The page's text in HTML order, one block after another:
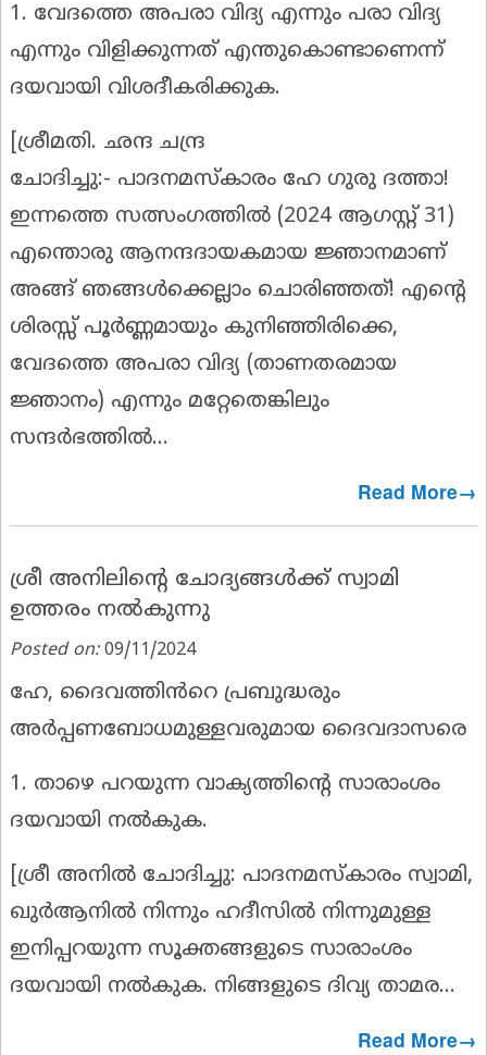
1. വേദത്തെ അപരാ വിദ്യ എന്നും പരാ വിദ്യ
എന്നും വിളിക്കുന്നത് എന്തുകൊണ്ടാണെന്ന്
ദയവായി വിശദീകരിക്കുക.
ശ്രീമതി. ഛന്ദ ചന്ദ്ര
ചോദിച്ചു:- പാദനമസ്കാരം ഹേ ഗുരു ദത്താ!
ഇന്നത്തെ സത്സംഗത്തിൽ (2024 ആഗസ്റ്റ് 31)
എന്തൊരു ആനന്ദദായകമായ ജ്ഞാനമാണ്
അങ്ങ് ഞങ്ങൾക്കെല്ലാം ചൊരിഞ്ഞത്! എൻ്റെ
ശിരസ്സ് പൂർണ്ണമായും കുനിഞ്ഞിരിക്കെ,
വേദത്തെ അപരാ വിദ്യ (താണതരമായ
ജ്ഞാനം) എന്നും മറ്റേതെങ്കിലും
സന്ദർഭത്തിൽ...
Read More→
ശ്രീ അനിലിൻ്റെ ചോദ്യങ്ങൾക്ക് സ്വാമി
ഉത്തരം നൽകുന്നു
Posted on: 09/11/2024
ഹേ, ദൈവത്തിൻറെ പ്രബുദ്ധരും
അർപ്പണബോധമുള്ളവരുമായ ദൈവദാസരെ
1. താഴെ പറയുന്ന വാക്യത്തിൻ്റെ സാരാംശം
ദയവായി നൽകുക.
ശ്രീ അനിൽ ചോദിച്ചു: പാദനമസ്കാരം സ്വാമി,
ഖുർആനിൽ നിന്നും ഹദീസിൽ നിന്നുമുള്ള
ഇനിപ്പറയുന്ന സൂക്തങ്ങളുടെ സാരാംശം
ദയവായി നൽകുക. നിങ്ങളുടെ ദിവ്യ താമര...
Read More→